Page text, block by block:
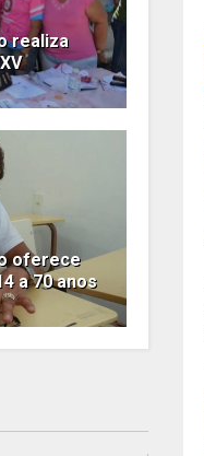
realiza
oferece
a 70 anos